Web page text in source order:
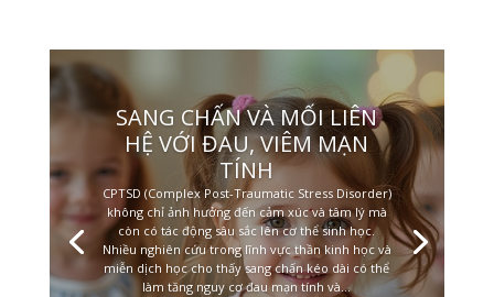
SANG CHẤN VÀ MỐI LIÊN
HỆ VỚI ĐAU, VIÊM MẠN
TÍNH
CPTSD (Complex Post-Traumatic Stress Disorder)
không chỉ ảnh hưởng đến cảm xúc và tâm lý mà
còn có tác động sâu sắc lên cơ thể sinh học.
Nhiều nghiên cứu trong lĩnh vực thần kinh học và
miễn dịch học cho thấy sang chấn kéo dài có thể
làm tăng nguy cơ đau mạn tính và...